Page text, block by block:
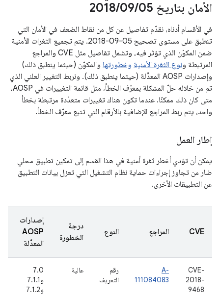
الأمان بتاريخ 05‏
/
09‏
/
2018
في الأقسام أدناه، نقدّم تفاصيل عن كل من نقاط الضعف في الأمان التي
تنطبق على مستوى تصحيح 05‏-09‏-2018. يتم تجميع الثغرات الأمنية
ضمن المكوّن الذي تؤثر فيه، وتشمل تفاصيل مثل CVE والمراجع
المرتبطة ونوع الثغرة الأمنية وخطورتها والمكوّن (حيثما ينطبق ذلك)
وإصدارات AOSP المعدَّلة (حيثما ينطبق ذلك). ونربط التغيير العلني الذي
تم من خلاله حلّ المشكلة بمعرّف الخطأ، مثل قائمة التغييرات في AOSP،
متى كان ذلك ممكنًا. عندما تكون هناك تغييرات متعدّدة مرتبطة بخطأ
واحد، يتم ربط المراجع الإضافية بالأرقام التي تتبع معرّف الخطأ.
إطار العمل
يمكن أن تؤدي أخطر ثغرة أمنية في هذا القسم إلى تمكين تطبيق محلي
ضار من تجاوز إجراءات حماية نظام التشغيل التي تعزل بيانات التطبيق
عن التطبيقات الأخرى.
CVE المراجع النوع
درجة
الخطورة
إصدارات
AOSP
المعدَّلة
CVE-
2018-
9468
A-
111084083
رقم
التعريف
عالية
7.0
و7.1.1
و7.1.2